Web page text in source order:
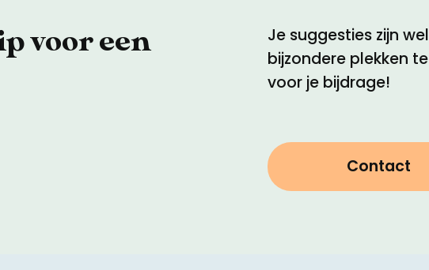
voor een
Je suggesties zijn
bijzondere plekken
voor je bijdrage!
Contact